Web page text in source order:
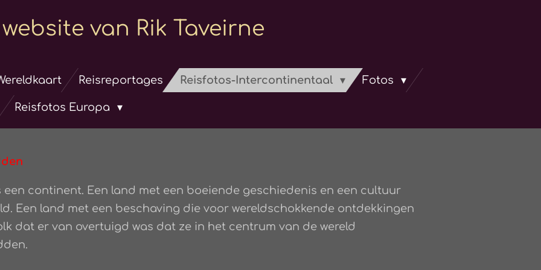
van Rik Taveirne
Reisreportages Reisfotos-Intercontinentaal Fotos
Reisfotos Europa
continent. Een land met een boeiende geschiedenis en een cultuur
Een land met een beschaving die voor wereldschokkende ontdekkingen
dat er van overtuigd was dat ze in het centrum van de wereld